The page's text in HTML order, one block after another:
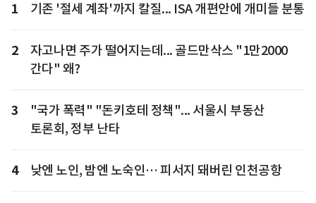
1 기존 '절세 계좌'까지 칼질... ISA 개편안에 개미들 분통
2
자고나면 주가 떨어지는데... 골드만삭스 "1만2000
간다" 왜?
3
"국가 폭력" "돈키호테 정책"... 서울시 부동산
토론회, 정부 난타
4 낮엔 노인, 밤엔 노숙인… 피서지 돼버린 인천공항